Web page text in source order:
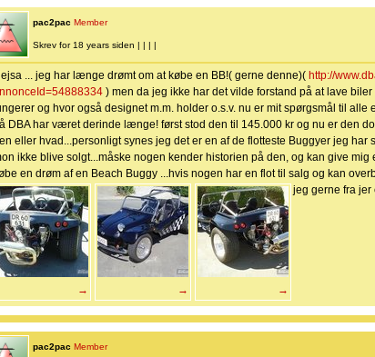
pac2pac Member
Skrev for 18 years siden | | | |
... jeg har længe drømt om at købe en BB!( gerne denne)( http://
) men da jeg ikke har det vilde forstand på at lave
og hvor også designet m.m. holder o.s.v. nu er mit spørgsmål til
DBA har været derinde længe! først stod den til 145.000 kr og nu er den
eller hvad...personligt synes jeg det er en af de flotteste Buggyer jeg har
ikke blive solgt...måske nogen kender historien på den, og kan give mig
en drøm af en Beach Buggy ...hvis nogen har en flot til salg og kan
jeg gerne fra jer
→ → →
pac2pac Member